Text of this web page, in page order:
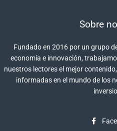
Sobre
Fundado en 2016 por un grupo
economía e innovación,
nuestros lectores el mejor
informadas en el mundo de los